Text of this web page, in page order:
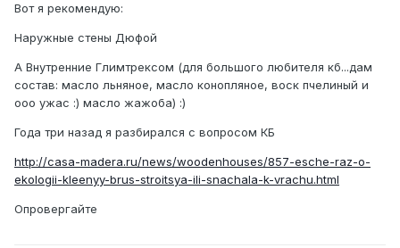
Вот я рекомендую:
Наружные стены Дюфой
А Внутренние Глимтрексом (для большого любителя кб...дам
состав: масло льняное, масло конопляное, воск пчелиный и
ооо ужас :) масло жажоба) :)
Года три назад я разбирался с вопросом КБ
http://casa-madera.ru/news/woodenhouses/857-esche-raz-o-
ekologii-kleenyy-brus-stroitsya-ili-snachala-k-vrachu.html
Опровергайте